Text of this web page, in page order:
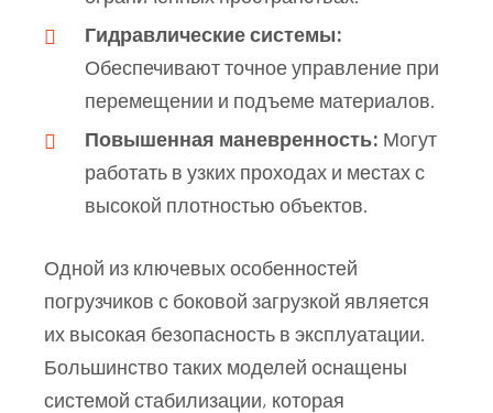
Гидравлические системы:
Обеспечивают точное управление при
перемещении и подъеме материалов.
Повышенная маневренность: Могут
работать в узких проходах и местах с
высокой плотностью объектов.
Одной из ключевых особенностей
погрузчиков с боковой загрузкой является
их высокая безопасность в эксплуатации.
Большинство таких моделей оснащены
системой стабилизации, которая